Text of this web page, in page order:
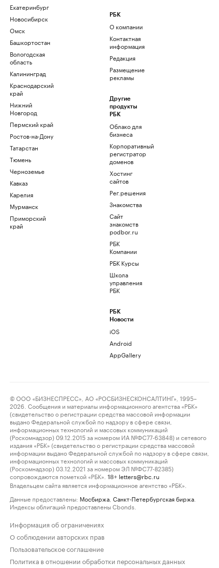
Екатеринбург
Новосибирск
Омск
Башкортостан
Вологодская
область
Калининград
Краснодарский
край
Нижний
Новгород
Пермский край
Ростов-на-Дону
Татарстан
Тюмень
Черноземье
Кавказ
Карелия
Мурманск
Приморский
край
РБК
О компании
Контактная
информация
Редакция
Размещение
рекламы
Другие
продукты
РБК
Облако для
бизнеса
Корпоративный
регистратор
доменов
Хостинг
сайтов
Рег.решения
Знакомства
Сайт
знакомств
podbor.ru
РБК
Компании
РБК Курсы
Школа
управления
РБК
РБК
Новости
iOS
Android
AppGallery
© ООО «БИЗНЕСПРЕСС», АО «РОСБИЗНЕСКОНСАЛТИНГ», 1995–
2026. Сообщения и материалы информационного агентства «РБК»
(свидетельство о регистрации средства массовой информации
выдано Федеральной службой по надзору в сфере связи,
информационных технологий и массовых коммуникаций
(Роскомнадзор) 09.12.2015 за номером ИА №ФС77-63848) и сетевого
издания «РБК» (свидетельство о регистрации средства массовой
информации выдано Федеральной службой по надзору в сфере связи,
информационных технологий и массовых коммуникаций
(Роскомнадзор) 03.12.2021 за номером ЭЛ №ФС77-82385)
сопровождаются пометкой «РБК».
18+ letters@rbc.ru
Владельцем сайта является информационное агентство «РБК».
Данные предоставлены: Мосбиржа Санкт-Петербургская биржа
Индексы облигаций предоставлены Cbonds.
Информация об ограничениях
О соблюдении авторских прав
Пользовательское соглашение
Политика в отношении обработки персональных данных